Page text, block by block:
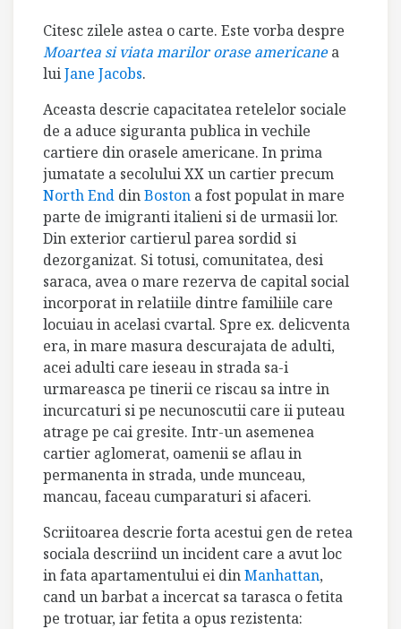
Citesc zilele astea o carte. Este vorba despre
Moartea si viata marilor orase americane a
luiJane Jacobs.
Aceasta descrie capacitatea retelelor sociale
de a aduce siguranta publica in vechile
cartiere din orasele americane. In prima
jumatate a secolului XX un cartier precum
North End dinBoston a fost populat in mare
parte de imigranti italieni si de urmasii lor.
Din exterior cartierul parea sordid si
dezorganizat. Si totusi, comunitatea, desi
saraca, avea o mare rezerva de capital social
incorporat in relatiile dintre familiile care
locuiau in acelasi cvartal. Spre ex. delicventa
era, in mare masura descurajata de adulti,
acei adulti care ieseau in strada sa-i
urmareasca pe tinerii ce riscau sa intre in
incurcaturi si pe necunoscutii care ii puteau
atrage pe cai gresite. Intr-un asemenea
cartier aglomerat, oamenii se aflau in
permanenta in strada, unde munceau,
mancau, faceau cumparaturi si afaceri.
Scriitoarea descrie forta acestui gen de retea
sociala descriind un incident care a avut loc
in fata apartamentului ei dinManhattan,
cand un barbat a incercat sa tarasca o fetita
pe trotuar, iar fetita a opus rezistenta: